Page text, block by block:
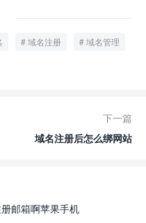
域名注册 域名管理
下一篇
域名注册后怎么绑网站
邮箱啊苹果手机